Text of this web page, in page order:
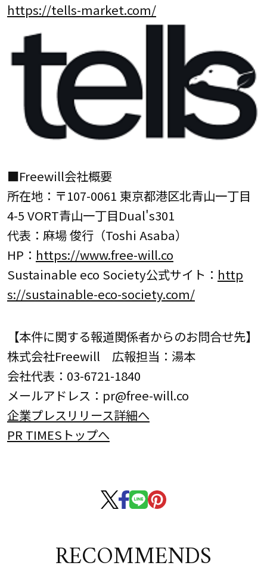
https://tells-market.com/
■Freewill会社概要
所在地：〒107-0061 東京都港区北青山一丁目
4-5 VORT青山一丁目Dual's301
代表：麻場 俊行（Toshi Asaba）
HP： https://www.free-will.co
Sustainable eco Society公式サイト： http
s://sustainable-eco-society.com/
【本件に関する報道関係者からのお問合せ先】
株式会社Freewill 広報担当：湯本
会社代表：03-6721-1840
メールアドレス：pr@free-will.co
企業プレスリリース詳細へ
PR TIMESトップへ
RECOMMENDS